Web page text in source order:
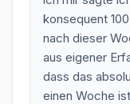
konsequent
nach dieser
aus eigener
dass das
einen Woche